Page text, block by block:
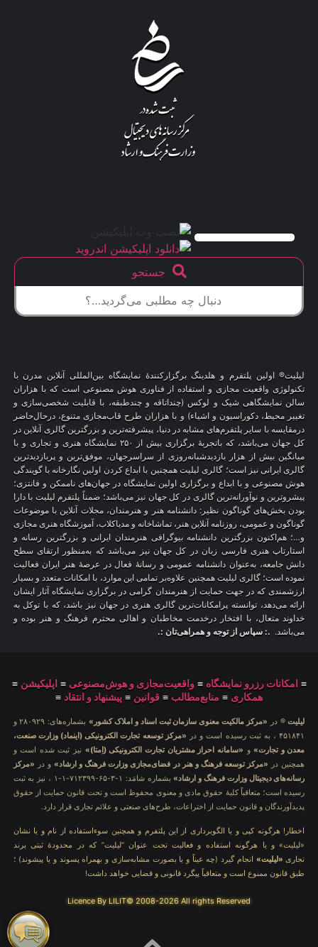
جستجو
لیلیت® اولین پلتفرم و هلدینگ برگزارکنندهٔ نمایشگاه بین‌المللی آنلاین مدرن با
تکنولوژی واقعیت مجازی و استفاده از فناوری هوش مصنوعی است که با هزاران
سالن نمایشگاهی شیک و لوکس (چنداتاقه و چندطبقه، با قابلیت شخصی‌سازی و
تغییر محیط، دکوراسیون و اشیاء) و با هزاران طرح قاب‌مجازی متنوع، درحال‌حاضر
درمقایسه با سایر پلتفرم‌های مشابه در دنیا، پیشرفته‌ترین و بزرگترین گالری آنلاین در
کل جهان می‌باشد، که باتجربهٔ برگزاری بیش از ۲۵۰ نمایشگاه هنری و تجاری و با
میانگین بیش از هزار بازدیدشبانه‌روزی از سراسرجهان، موفق‌ترین و پربازدیدترین
گالری ایرانی نیز است؛ گالری لیلیت همچنین با ابداع کردن اولین نگارخانه با گویندگی
هوش مصنوعی و با ابداع و برگزاری اولین نمایشگاه در جهان‌های ناممکن و فانتزی؛
پیشروترین و نوآورانه‌ترین گالری در کل جهان نیز می‌باشد؛ ضمناً پلتفرم لیلیت با دارا
بودن بخش‌های گوناگون نظیر: دانشنامه هنر و هنرمندان، مجلات آنلاین با موضوعات
گوناگون و عمومی، روزنامه آنلاین هنر، تماشاخانه و مدیاکلاب، آموزشگاه هنری مجازی
و…؛ هم‌اکنون بزرگترین دانشنامه بیوگرافی هنرمندان ایرانی و بزرگترین رسانه و
استارتاپ هنری فارسی زبان در کل جهان نیز می‌باشد که به‌منظور ارتقای سطح
دانش جامعه، به‌عنوان دانشنامه عمومی و رسانهٔ فعال در عرصهٔ هنر ایران فعالیت
نموده است؛ گالری لیلیت همچنین علاوه‌بر تمامی این موارد، با امکانات متعدد و بسیار
ارزشمندی که در جهت حمایت از هنرمندان گرامی در برگزاری نمایشگاه آثار ایشان
ارائه می‌دهد، توانسته پرامکانات‌ترین گالری هنری در جهان نیز باشد، که با توکل به
خداوند متعال، با افتخار درخدمت مخاطبان و اهالی محترم فرهنگ و هنر بوده و
می‌باشد. .: سپاس از توجه و همراهی‌تان :.
≡ امکانات رزرو نمایشگاه ≡واقعیت‌مجازی و هوش‌مصنوعی ≡ اپلیکیشن ≡
همکاری ≡ منابع‌مطالب ≡ قوانین ≡ پیشنهاد و انتقاد ≡
لیلیت® در «مرکز مالکیت معنوی سازمان ثبت اسناد و املاک کشور»
بشماره‌های: ۲۸۰۹۲۹ و
۴۵۱۸۴۱ ، به ثبت رسیده است و در
«مرکز توسعه تجارت الکترونیکی (اینماد) وزارت صنعت،
معدن و تجارت»و «سامانه احراز مشتریان تجارت الکترونیکی (اِمتا)» نیز ثبت شده است و
همچنین در «مرکز توسعه فرهنگ و هنر در فضای‌مجازی وزارت فرهنگ و ارشاد» و در «مرکز
رسانه‌های دیجیتال وزارت فرهنگ و ارشاد»
بشماره شامَد: ۱-۳-۶۵-۷۱۲۳۹۹-۱-۱ ، نیز به ثبت
رسیده است؛ متعاقباً کلیهٔ حقوق مادی و معنوی محفوظ است و تحت قانون حمایت از حقوق
پدیدآورندگان و قانون حمایت از اختراعات، طرح‌های صنعتی و علائم تجاری قرار دارد.
اخطار! هرگونه کپی و یا الگوبرداری از این پلتفرم و همچنین سوءاستفاده از نام و یا نشان
«لیلیت» و یا هرگونه استفاده و فعالیت تحت عنوان “لیلیت” که در محدودهٔ ثبتی برند
تجاری «لیلیت» انجام گیرد (چه عیناً و یا بصورت مشابه‌سازی و بهمراه پسوند و یا پیشوند) ؛
طبق قانون ممنوع است و متعاقباً پیگرد قانونی و قضایی خواهد داشت!
Licence By LILIT© 2008-2026 All rights Reserved